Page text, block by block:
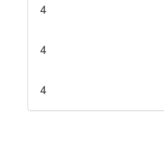
4
4
4